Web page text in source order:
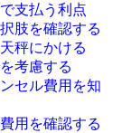
支払う利点
肢を確認する
秤にかける
考慮する
セル費用を知
用を確認する